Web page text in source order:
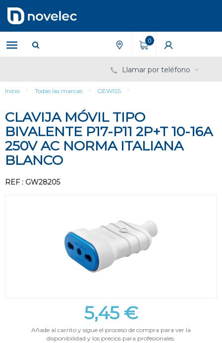
contenido
menú
de
navegación
0
Llamar por teléfono
Inicio Todas las marcas GEWISS
CLAVIJA MÓVIL TIPO
BIVALENTE P17-P11 2P+T 10-16A
250V AC NORMA ITALIANA
BLANCO
REF : GW28205
5,45 €
Añade al carrito y sigue el proceso de compra para ver la
disponibilidad y los precios para profesionales.